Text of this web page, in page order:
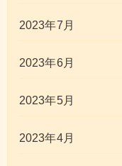
2023年7月
2023年6月
2023年5月
2023年4月